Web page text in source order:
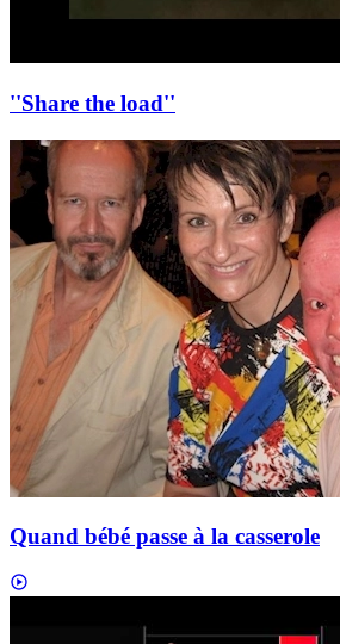
''Share the load''
Quand bébé passe à la casserole